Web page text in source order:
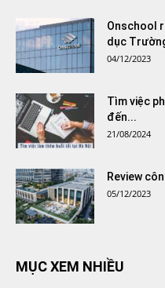
Onschool
dục
04/12/2023
Tìm việc
đến...
21/08/2024
Review
05/12/2023
MỤC XEM NHIỀU